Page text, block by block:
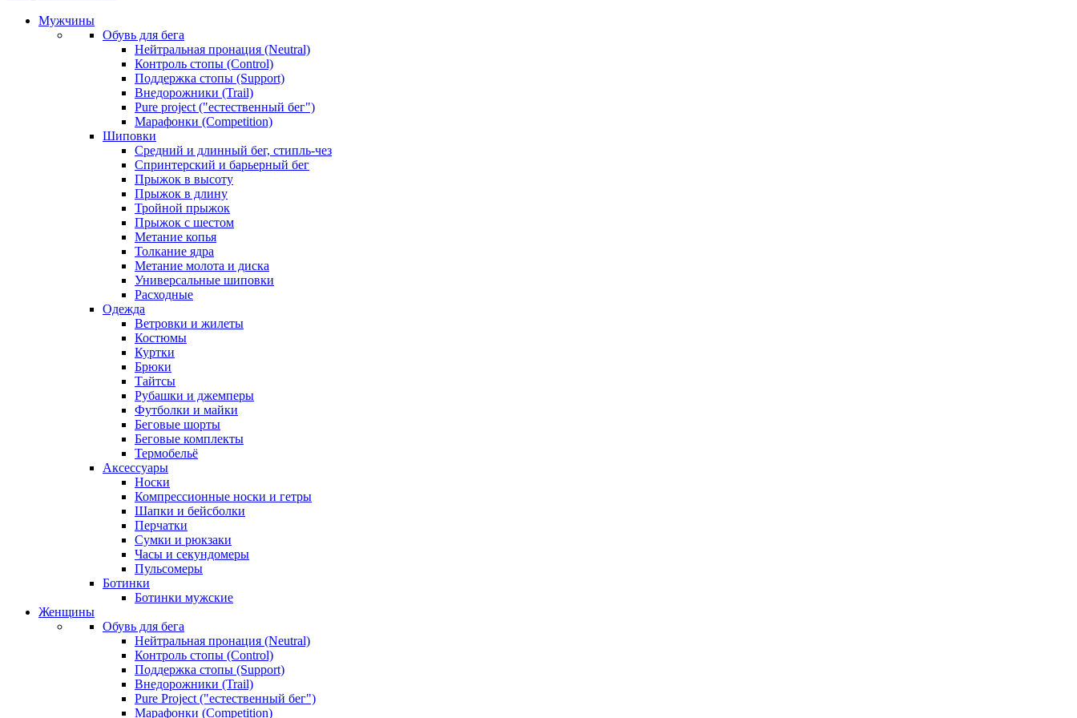
Мужчины
Обувь для бега
Нейтральная пронация (Neutral)
Контроль стопы (Control)
Поддержка стопы (Support)
Внедорожники (Trail)
Pure project ("естественный бег")
Марафонки (Competition)
Шиповки
Средний и длинный бег, стипль-чез
Cпринтерский и барьерный бег
Прыжок в высоту
Прыжок в длину
Тройной прыжок
Прыжок с шестом
Метание копья
Толкание ядра
Метание молота и диска
Универсальные шиповки
Расходные
Одежда
Ветровки и жилеты
Костюмы
Куртки
Брюки
Тайтсы
Рубашки и джемперы
Футболки и майки
Беговые шорты
Беговые комплекты
Термобельё
Аксессуары
Носки
Компрессионные носки и гетры
Шапки и бейсболки
Перчатки
Сумки и рюкзаки
Часы и секундомеры
Пульсомеры
Ботинки
Ботинки мужские
Женщины
Обувь для бега
Нейтральная пронация (Neutral)
Контроль стопы (Control)
Поддержка стопы (Support)
Внедорожники (Trail)
Pure Project ("естественный бег")
Марафонки (Competition)